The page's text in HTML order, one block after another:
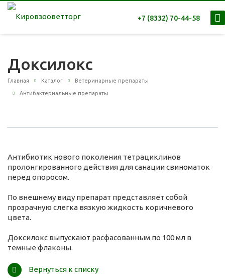
+7 (8332) 70-44-58
Доксилокс
Главная Каталог Ветеринарные препараты
Антибактериальные препараты
Антибиотик нового поколения тетрациклинов
пролонгированного действия для санации свиноматок
перед опоросом.
По внешнему виду препарат представляет собой
прозрачную слегка вязкую жидкость коричневого
цвета.
Доксилокс выпускают расфасованным по 100 мл в
темные флаконы.
Вернуться к списку